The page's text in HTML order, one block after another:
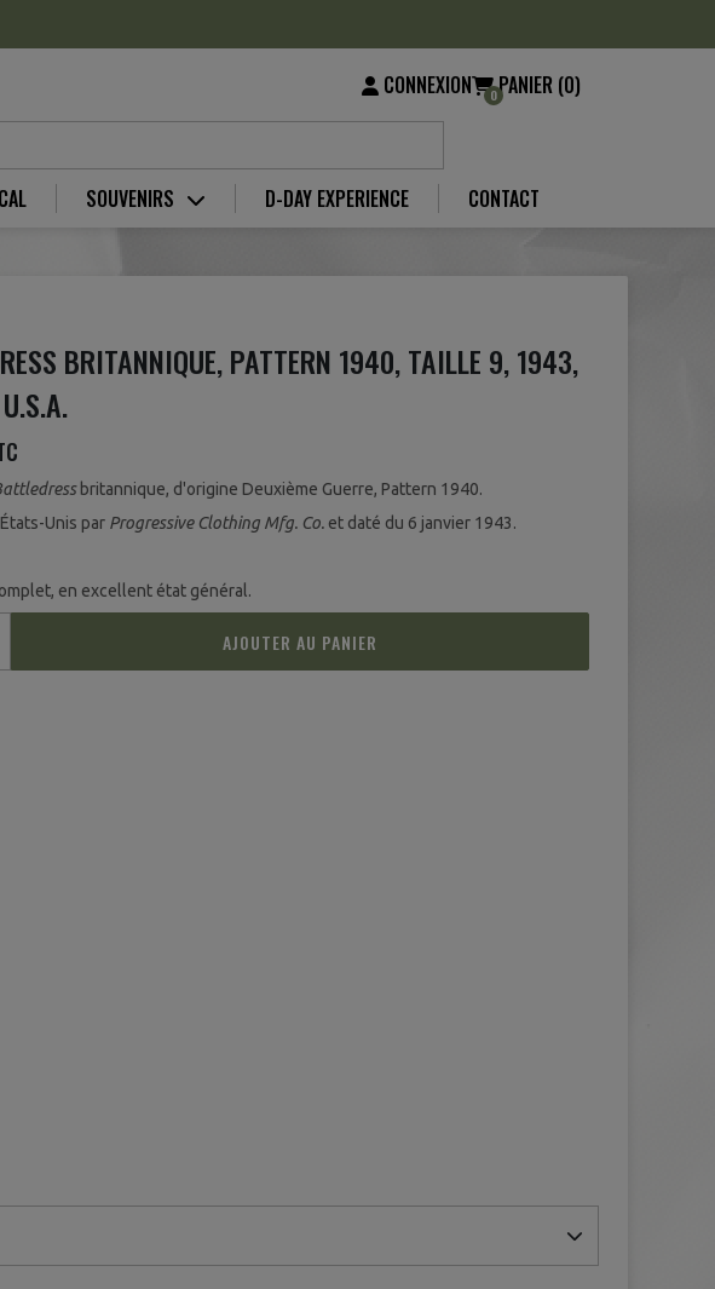
CONNEXION 0PANIER (0)
SOUVENIRS D-DAY EXPERIENCE CONTACT
BRITANNIQUE, PATTERN 1940, TAILLE 9, 1943,
britannique, d'origine Deuxième Guerre, Pattern 1940.
Unis par Progressive Clothing Mfg. Co. et daté du 6 janvier 1943.
en excellent état général.
AJOUTER AU PANIER